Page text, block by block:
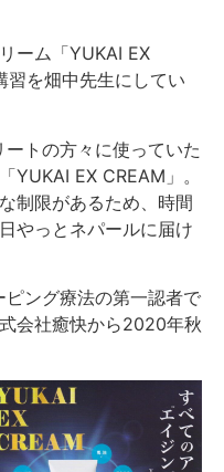
ーム「YUKAI EX
習を畑中先生にしてい
トの方々に使っていた
YUKAI EX CREAM」。
制限があるため、時間
やっとネパールに届け
ピング療法の第一認者で
会社癒快から2020年秋